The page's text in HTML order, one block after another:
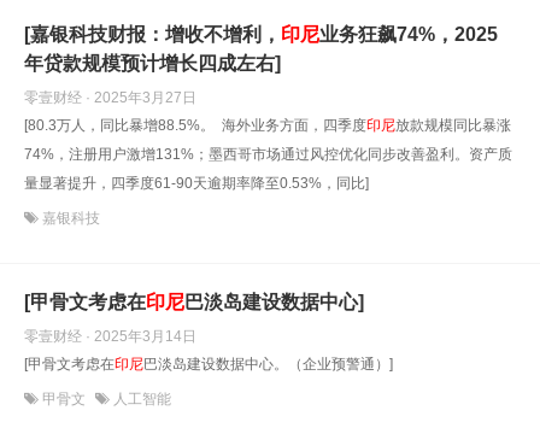
[嘉银科技财报：增收不增利， 印尼业务狂飙74%，2025
年贷款规模预计增长四成左右]
零壹财经 · 2025年3月27日
[80.3万人，同比暴增88.5%。 海外业务方面，四季度印尼放款规模同比暴涨
74%，注册用户激增131%；墨西哥市场通过风控优化同步改善盈利。资产质
量显著提升，四季度61-90天逾期率降至0.53%，同比]
嘉银科技
[甲骨文考虑在印尼巴淡岛建设数据中心]
零壹财经 · 2025年3月14日
[甲骨文考虑在印尼巴淡岛建设数据中心。（企业预警通）]
甲骨文 人工智能